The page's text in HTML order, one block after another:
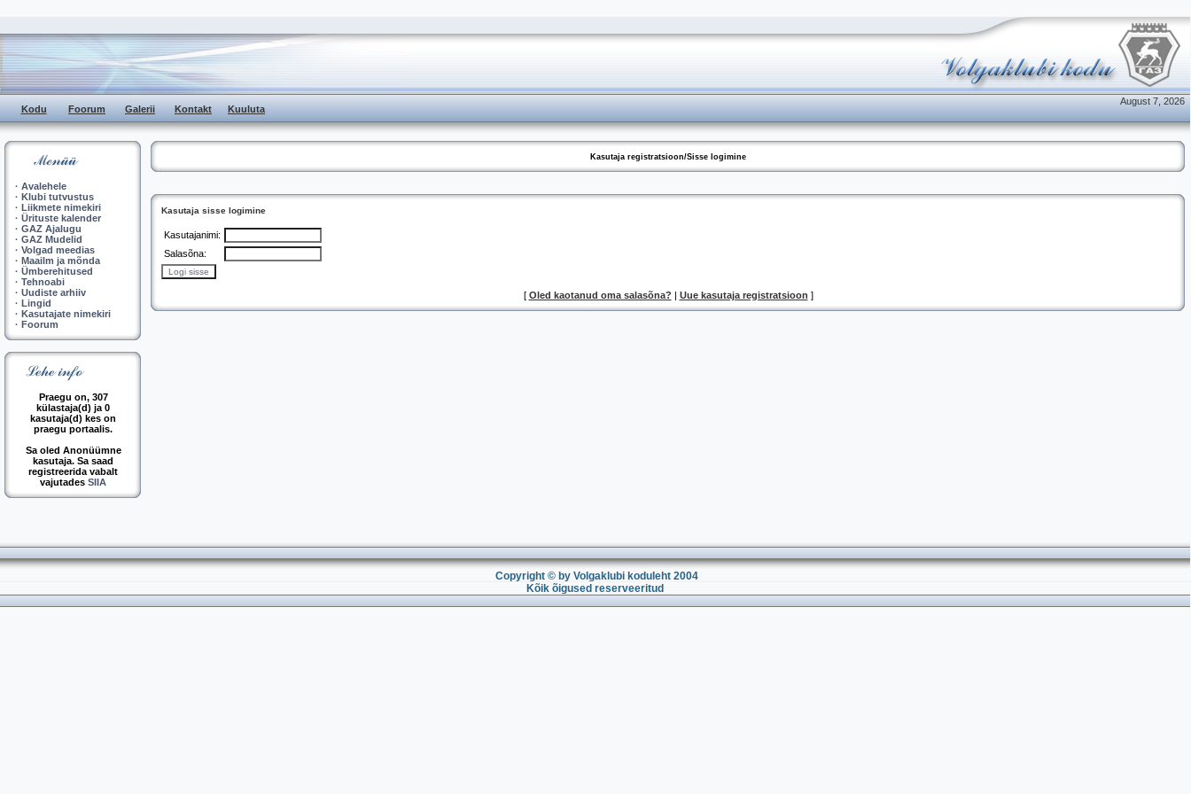
Kodu Foorum Galerii Kontakt Kuuluta
August 7, 2026
· Avalehele
· Klubi tutvustus
· Liikmete nimekiri
· Ürituste kalender
· GAZ Ajalugu
· GAZ Mudelid
· Volgad meedias
· Maailm ja mõnda
· Ümberehitused
· Tehnoabi
· Uudiste arhiiv
· Lingid
· Kasutajate nimekiri
· Foorum
Praegu on, 307
külastaja(d) ja 0
kasutaja(d) kes on
praegu portaalis.
Sa oled Anonüümne
kasutaja. Sa saad
registreerida vabalt
vajutades SIIA
Kasutaja registratsioon/Sisse logimine
Kasutaja sisse logimine
Kasutajanimi:
Salasõna:
[ Oled kaotanud oma salasõna? | Uue kasutaja registratsioon ]
Copyright © by Volgaklubi koduleht 2004
Kõik õigused reserveeritud